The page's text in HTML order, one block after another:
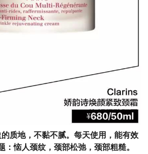
质地，不黏不腻。每天使用，能有效
：恼人颈纹，颈部松弛，颈部粗糙。